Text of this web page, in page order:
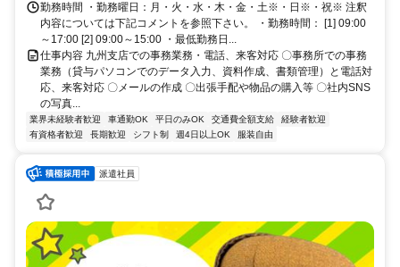
勤務時間 ・勤務曜日：月・火・水・木・金・土※・日※・祝※ 注釈
内容については下記コメントを参照下さい。 ・勤務時間： [1] 09:00
～17:00 [2] 09:00～15:00 ・最低勤務日...
仕事内容 九州支店での事務業務・電話、来客対応 〇事務所での事務
業務（貸与パソコンでのデータ入力、資料作成、書類管理）と電話対
応、来客対応 〇メールの作成 〇出張手配や物品の購入等 〇社内SNS
の写真...
業界未経験者歓迎 車通勤OK 平日のみOK 交通費全額支給
経験者歓迎
有資格者歓迎
長期歓迎 シフト制 週4日以上OK 服装自由
派遣社員